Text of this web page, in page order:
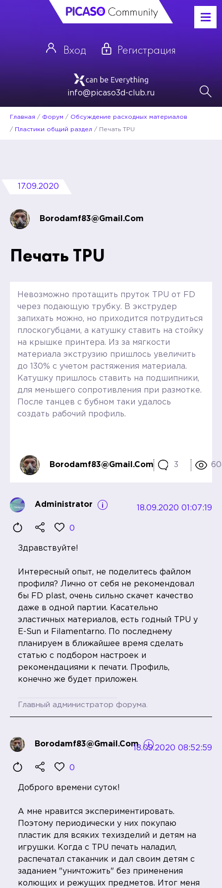
Вход Регистрация
info@picaso3d-club.ru
Главная / Форум / Обсуждение расходных материалов
/ Пластики общий раздел / Печать TPU
17.09.2020
Borodamf83@gmail.com
Печать TPU
Невозможно протащить пруток TPU от FD
через подающую трубку. В экструдер
запихать можно, но приходится потрудиться
плоскогубцами, а катушку ставить на стойку
на крышке принтера. Из за мягкости
материала экструзию пришлось увеличить
до 130% с учетом растяжения материала.
Катушку пришлось ставить на подшипники,
для меньшего сопротивления при размотке.
После танцев с бубном таки удалось
создать рабочий профиль.
Borodamf83@gmail.com 3
Administrator 18.09.2020 01:07:19
0
Здравствуйте!
Интересный опыт, не поделитесь файлом
профиля? Лично от себя не рекомендовал
бы FD plast, очень сильно скачет качество
даже в одной партии. Касательно
эластичных материалов, есть годный TPU у
E-Sun и Filamentarno. По последнему
планируем в ближайшее время сделать
статью с подбором настроек и
рекомендациями к печати. Профиль,
конечно же будет приложен.
Главный администратор форума.
Borodamf83@gmail.com18.09.2020 08:52:59
0
Доброго времени суток!
А мне нравится экспериментировать.
Поэтому периодически у них покупаю
пластик для всяких техизделий и детям на
игрушки. Когда с TPU печать наладил,
распечатал стаканчик и дал своим детям с
заданием "уничтожить" без применения
колющих и режущих предметов. Итог меня